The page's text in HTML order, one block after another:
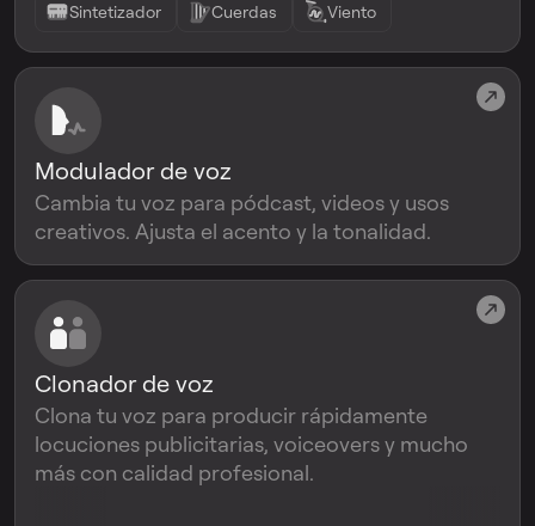
Sintetizador
Cuerdas Viento
Modulador de voz
Cambia tu voz para pódcast, videos y usos
creativos. Ajusta el acento y la tonalidad.
Clonador de voz
Clona tu voz para producir rápidamente
locuciones publicitarias, voiceovers y mucho
más con calidad profesional.